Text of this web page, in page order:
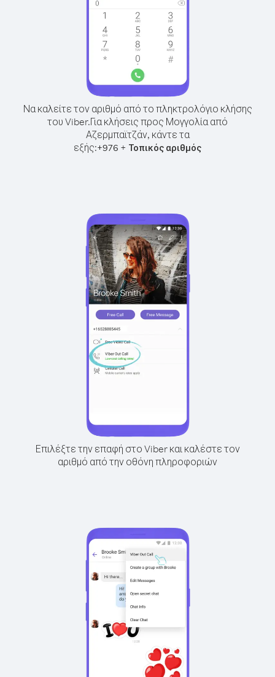
Να καλείτε τον αριθμό από το πληκτρολόγιο κλήσης
του Viber.Για κλήσεις προς Μογγολία από
Αζερμπαϊτζάν, κάντε τα
εξής:+976 + Τοπικός αριθμός
Επιλέξτε την επαφή στο Viber και καλέστε τον
αριθμό από την οθόνη πληροφοριών